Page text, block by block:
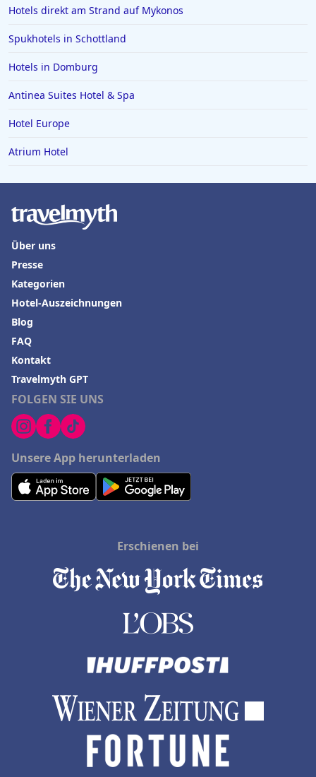
Hotels direkt am Strand auf Mykonos
Spukhotels in Schottland
Hotels in Domburg
Antinea Suites Hotel & Spa
Hotel Europe
Atrium Hotel
FOLGEN SIE UNS
Unsere App herunterladen
Über uns
Presse
Kategorien
Hotel-Auszeichnungen
Blog
FAQ
Kontakt
Travelmyth GPT
Erschienen bei